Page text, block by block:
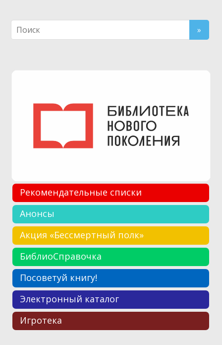
Рекомендательные списки
Анонсы
Акция «Бессмертный полк»
БиблиоСправочка
Посоветуй книгу!
Электронный каталог
Игротека